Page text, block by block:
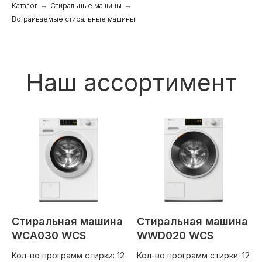
Каталог → Стиральные машины →
Встраиваемые стиральные машины
Стиральная машина
WCA030 WCS
Кол-во программ стирки: 12
Стиральная машина
WWD020 WCS
Кол-во программ стирки: 12